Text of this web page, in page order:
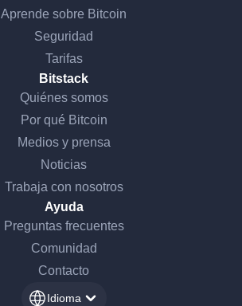
Aprende sobre Bitcoin
Seguridad
Tarifas
Bitstack
Quiénes somos
Por qué Bitcoin
Medios y prensa
Noticias
Trabaja con nosotros
Ayuda
Preguntas frecuentes
Comunidad
Contacto
Idioma